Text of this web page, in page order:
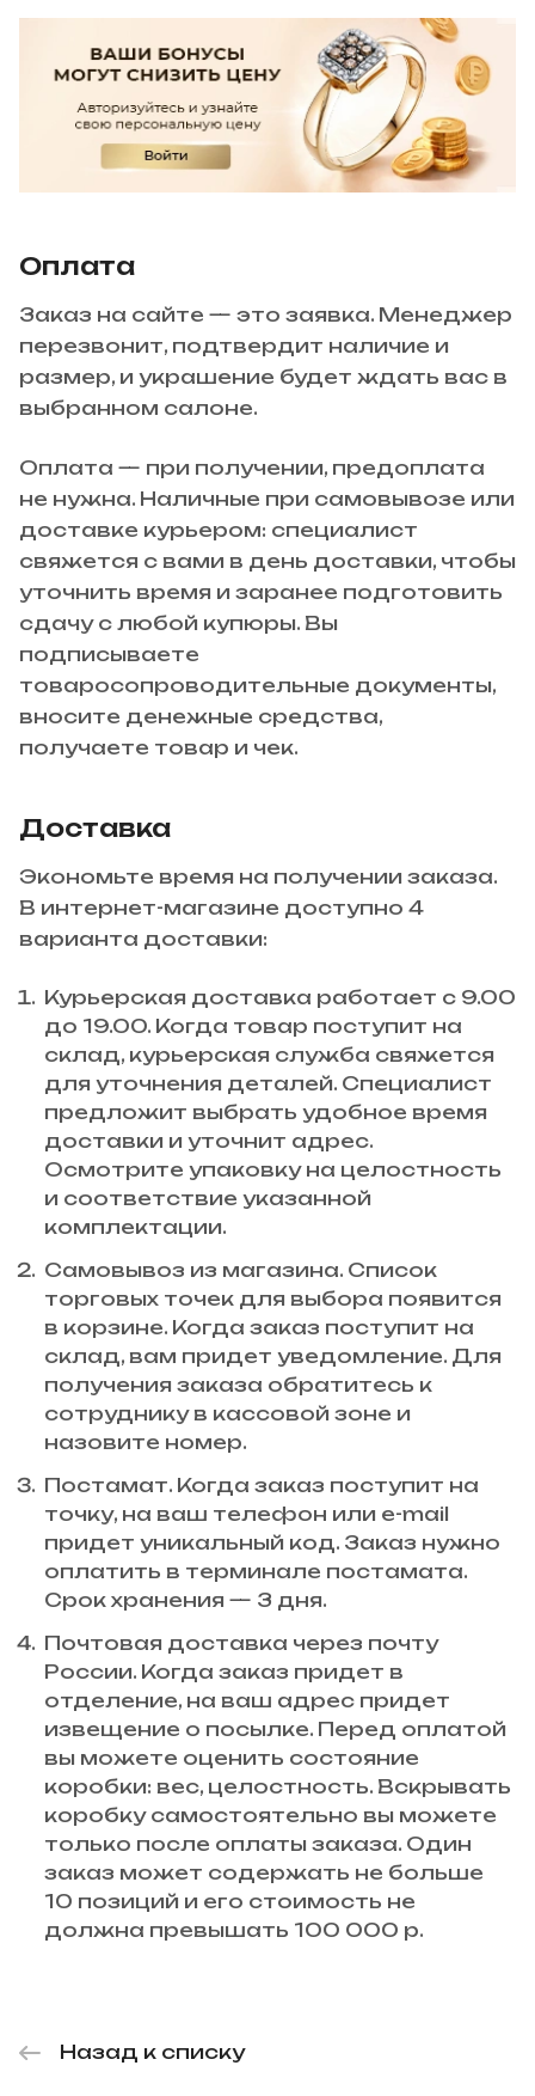
Оплата
Заказ на сайте — это заявка. Менеджер
перезвонит, подтвердит наличие и
размер, и украшение будет ждать вас в
выбранном салоне.
Оплата — при получении, предоплата
не нужна. Наличные при самовывозе или
доставке курьером: специалист
свяжется с вами в день доставки, чтобы
уточнить время и заранее подготовить
сдачу с любой купюры. Вы
подписываете
товаросопроводительные документы,
вносите денежные средства,
получаете товар и чек.
Доставка
Экономьте время на получении заказа.
В интернет-магазине доступно 4
варианта доставки:
Курьерская доставка работает с 9.00
до 19.00. Когда товар поступит на
склад, курьерская служба свяжется
для уточнения деталей. Специалист
предложит выбрать удобное время
доставки и уточнит адрес.
Осмотрите упаковку на целостность
и соответствие указанной
комплектации.
Самовывоз из магазина. Список
торговых точек для выбора появится
в корзине. Когда заказ поступит на
склад, вам придет уведомление. Для
получения заказа обратитесь к
сотруднику в кассовой зоне и
назовите номер.
Постамат. Когда заказ поступит на
точку, на ваш телефон или e-mail
придет уникальный код. Заказ нужно
оплатить в терминале постамата.
Срок хранения — 3 дня.
Почтовая доставка через почту
России. Когда заказ придет в
отделение, на ваш адрес придет
извещение о посылке. Перед оплатой
вы можете оценить состояние
коробки: вес, целостность. Вскрывать
коробку самостоятельно вы можете
только после оплаты заказа. Один
заказ может содержать не больше
10 позиций и его стоимость не
должна превышать 100 000 р.
Назад к списку